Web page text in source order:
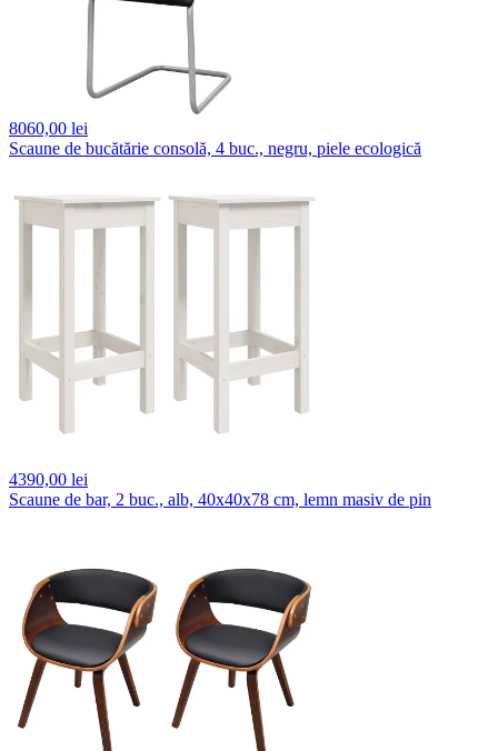
8060,00 lei
Scaune de bucătărie consolă, 4 buc., negru, piele ecologică
4390,00 lei
Scaune de bar, 2 buc., alb, 40x40x78 cm, lemn masiv de pin